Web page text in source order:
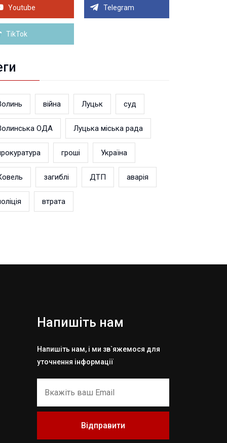
простір. ВІДЕО
Більше новин
Youtube Telegram
TikTok
війна Луцьк суд
ОДА Луцька міська рада
гроші Україна
загиблі ДТП аварія
втрата
Напишіть нам
Напишіть нам, і ми зв`яжемося для
уточнення інформації
Відправити